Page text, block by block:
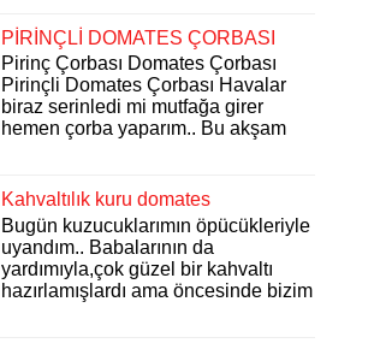
PİRİNÇLİ DOMATES ÇORBASI
Pirinç Çorbası Domates Çorbası
Pirinçli Domates Çorbası Havalar
biraz serinledi mi mutfağa girer
hemen çorba yaparım.. Bu akşam
Kahvaltılık kuru domates
Bugün kuzucuklarımın öpücükleriyle
uyandım.. Babalarının da
yardımıyla,çok güzel bir kahvaltı
hazırlamışlardı ama öncesinde bizim